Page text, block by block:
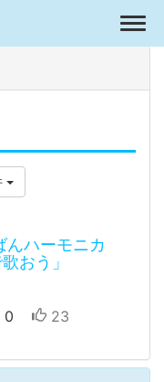
んハーモニカ
おう」
0 23